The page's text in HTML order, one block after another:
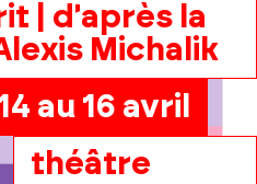
| d'après la
Michalik
au 16 avril
théâtre